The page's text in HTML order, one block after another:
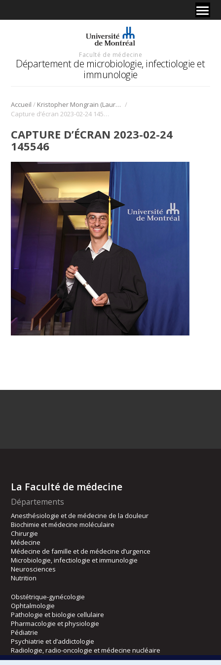
Faculté de médecine
Département de microbiologie, infectiologie et
immunologie
Accueil / Kristopher Mongrain (Lauréat 2022) /
Capture d’écran 2023-02-24 145546
CAPTURE D’ÉCRAN 2023-02-24
145546
La Faculté de médecine
Départements
Anesthésiologie et de médecine de la douleur
Biochimie et médecine moléculaire
Chirurgie
Médecine
Médecine de famille et de médecine d’urgence
Microbiologie, infectiologie et immunologie
Neurosciences
Nutrition
Obstétrique-gynécologie
Ophtalmologie
Pathologie et biologie cellulaire
Pharmacologie et physiologie
Pédiatrie
Psychiatrie et d’addictologie
Radiologie, radio-oncologie et médecine nucléaire